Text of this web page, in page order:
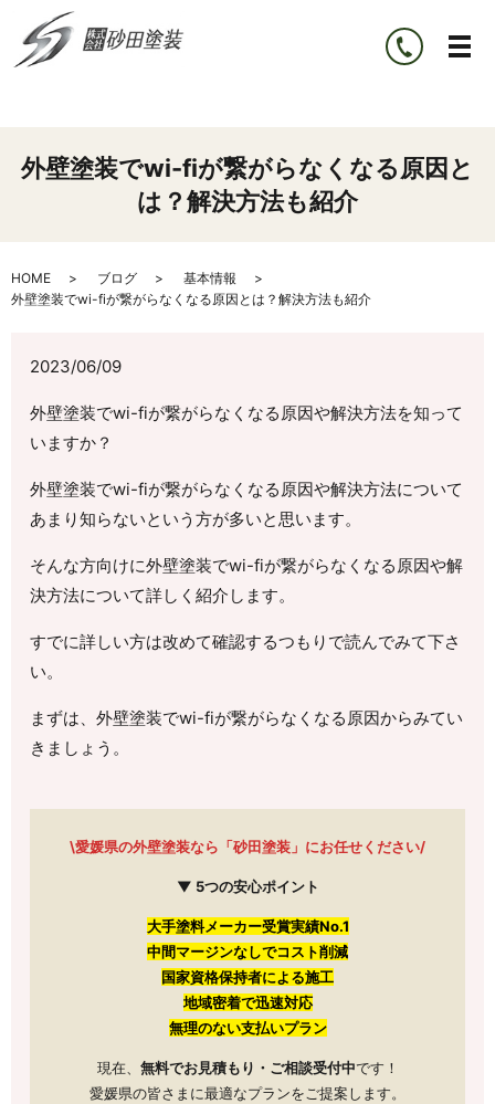
外壁塗装でwi-fiが繋がらなくなる原因と
は？解決方法も紹介
HOME ブログ
基本情報
外壁塗装でwi-fiが繋がらなくなる原因とは？解決方法も紹介
2023/06/09
外壁塗装でwi-fiが繋がらなくなる原因や解決方法を知って
いますか？
外壁塗装でwi-fiが繋がらなくなる原因や解決方法について
あまり知らないという方が多いと思います。
そんな方向けに外壁塗装でwi-fiが繋がらなくなる原因や解
決方法について詳しく紹介します。
すでに詳しい方は改めて確認するつもりで読んでみて下さ
い。
まずは、外壁塗装でwi-fiが繋がらなくなる原因からみてい
きましょう。
\愛媛県の外壁塗装なら「砂田塗装」にお任せください/
▼ 5つの安心ポイント
大手塗料メーカー受賞実績No.1
中間マージンなしでコスト削減
国家資格保持者による施工
地域密着で迅速対応
無理のない支払いプラン
現在、 無料でお見積もり・ご相談受付中です！
愛媛県の皆さまに最適なプランをご提案します。